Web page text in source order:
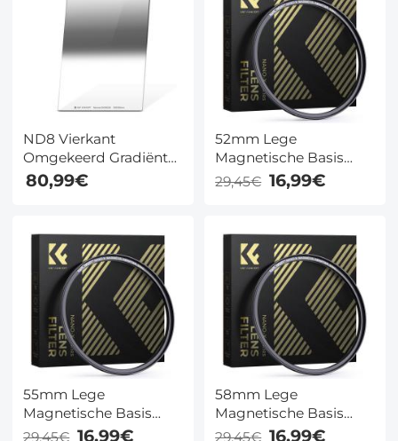
ND8 Vierkant
Omgekeerd Gradiënt
Filter 100x150mm K&F
Concept Nano Xcel
80,99€
52mm Lege
Magnetische Basis
Ring (Werkt Alleen Met
K&F Concept Magnetic
Systeem)
29,45€ 16,99€
55mm Lege
Magnetische Basis
Ring (Werkt Alleen Met
29,45€ 16,99€
58mm Lege
Magnetische Basis
Ring (Werkt Alleen Met
29,45€ 16,99€